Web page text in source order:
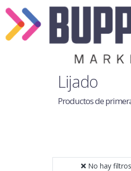
Lijado
Productos de
No hay filtros